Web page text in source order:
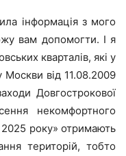
інформація з мого
вам допомогти. І я
кварталів, які у
Москви від 11.08.2009
Довгострокової
некомфортного
2025 року» отримають
територій, тобто